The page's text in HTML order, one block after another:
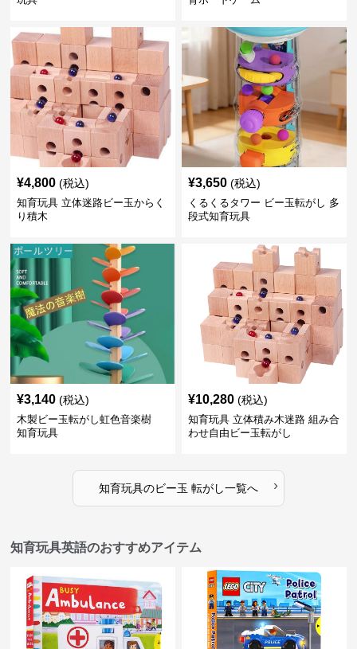
¥4,800 (税込)
知育玩具 立体迷路ビー玉からく
り積木
¥3,650 (税込)
くるくるタワー ビー玉転がし 多
段式知育玩具
¥3,140 (税込)
木製ビー玉転がし虹色音楽樹
知育玩具
¥10,280 (税込)
知育玩具 立体積み木迷路 組み合
わせ自由ビー玉転がし
知育玩具のビー玉 転がし一覧へ ›
知育玩具英語のおすすめアイテム